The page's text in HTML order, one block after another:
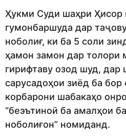
Ҳукми Суди шаҳри Ҳисор
гумонбаршуда дар
ноболиғ, ки ба 5 соли
ҳамон замон дар толори
гирифтаву озод шуд, дар
сарусадоҳои зиёд ба бор
корбарони шабакаҳо
“беэътиноӣ ба амалҳои
ноболиғон” номиданд.